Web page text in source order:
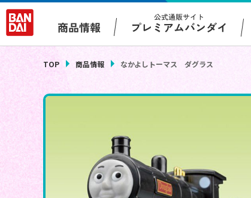
商品情報
公式通販サイト
プレミアムバンダイ
TOP 商品情報 なかよしトーマス ダグラス